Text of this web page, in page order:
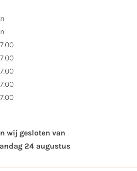
wij gesloten van
24 augustus